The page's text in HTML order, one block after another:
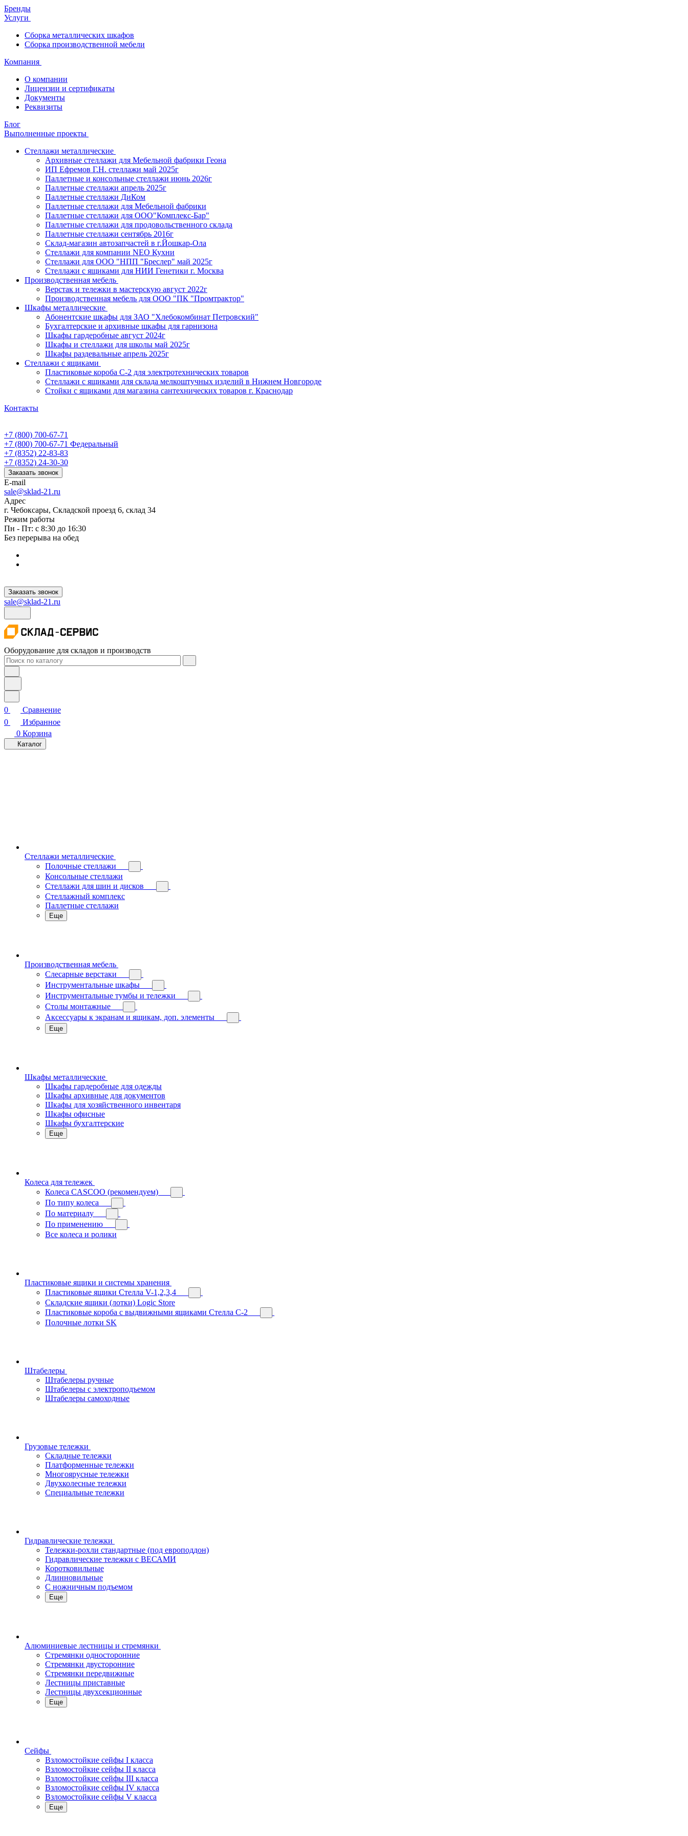
Бренды
Услуги
Сборка металлических шкафов
Сборка производственной мебели
Компания
О компании
Лицензии и сертификаты
Документы
Реквизиты
Блог
Выполненные проекты
Стеллажи металлические
Архивные стеллажи для Мебельной фабрики Геона
ИП Ефремов Г.Н. стеллажи май 2025г
Паллетные и консольные стеллажи июнь 2026г
Паллетные стеллажи апрель 2025г
Паллетные стеллажи ДиКом
Паллетные стеллажи для Мебельной фабрики
Паллетные стеллажи для ООО"Комплекс-Бар"
Паллетные стеллажи для продовольственного склада
Паллетные стеллажи сентябрь 2016г
Склад-магазин автозапчастей в г.Йошкар-Ола
Стеллажи для компании NEO Кухни
Стеллажи для ООО "НПП "Бреслер" май 2025г
Стеллажи с ящиками для НИИ Генетики г. Москва
Производственная мебель
Верстак и тележки в мастерскую август 2022г
Производственная мебель для ООО "ПК "Промтрактор"
Шкафы металлические
Абонентские шкафы для ЗАО "Хлебокомбинат Петровский"
Бухгалтерские и архивные шкафы для гарнизона
Шкафы гардеробные август 2024г
Шкафы и стеллажи для школы май 2025г
Шкафы раздевальные апрель 2025г
Стеллажи с ящиками
Пластиковые короба С-2 для электротехнических товаров
Стеллажи с ящиками для склада мелкоштучных изделий в Нижнем Новгороде
Стойки с ящиками для магазина сантехнических товаров г. Краснодар
Контакты
+7 (800) 700-67-71
+7 (800) 700-67-71 Федеральный
+7 (8352) 22-83-83
+7 (8352) 24-30-30
Заказать звонок
E-mail
sale@sklad-21.ru
Адрес
г. Чебоксары, Складской проезд 6, склад 34
Режим работы
Пн - Пт: с 8:30 до 16:30
Без перерыва на обед
Заказать звонок
sale@sklad-21.ru
Оборудование для складов и производств
0
Сравнение
0
Избранное
0 Корзина
Каталог
Стеллажи металлические
Полочные стеллажи
Консольные стеллажи
Стеллажи для шин и дисков
Стеллажный комплекс
Паллетные стеллажи
Еще
Производственная мебель
Слесарные верстаки
Инструментальные шкафы
Инструментальные тумбы и тележки
Столы монтажные
Аксессуары к экранам и ящикам, доп. элементы
Еще
Шкафы металлические
Шкафы гардеробные для одежды
Шкафы архивные для документов
Шкафы для хозяйственного инвентаря
Шкафы офисные
Шкафы бухгалтерские
Еще
Колеса для тележек
Колеса CASCOO (рекомендуем)
По типу колеса
По материалу
По применению
Все колеса и ролики
Пластиковые ящики и системы хранения
Пластиковые ящики Стелла V-1,2,3,4
Складские ящики (лотки) Logiс Store
Пластиковые короба с выдвижными ящиками Стелла С-2
Полочные лотки SK
Штабелеры
Штабелеры ручные
Штабелеры с электроподъемом
Штабелеры самоходные
Грузовые тележки
Складные тележки
Платформенные тележки
Многоярусные тележки
Двухколесные тележки
Специальные тележки
Гидравлические тележки
Тележки-рохли стандартные (под европоддон)
Гидравлические тележки с ВЕСАМИ
Коротковильные
Длинновильные
С ножничным подъемом
Еще
Алюминиевые лестницы и стремянки
Стремянки односторонние
Стремянки двусторонние
Стремянки передвижные
Лестницы приставные
Лестницы двухсекционные
Еще
Сейфы
Взломостойкие сейфы I класса
Взломостойкие сейфы II класса
Взломостойкие сейфы III класса
Взломостойкие сейфы IV класса
Взломостойкие сейфы V класса
Еще